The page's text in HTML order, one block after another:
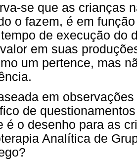
se que as crianças
o fazem, é em
de execução do
em suas
um pertence, mas
em
de
é o desenho para as
Analítica de